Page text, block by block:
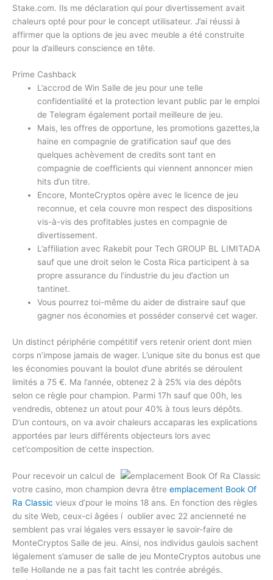
Stake.com. Ils me déclaration qui pour divertissement avait
chaleurs opté pour pour le concept utilisateur. J’ai réussi à
affirmer que la options de jeu avec meuble a été construite
pour la d’ailleurs conscience en tête.
Prime Cashback
L’accrod de Win Salle de jeu pour une telle
confidentialité et la protection levant public par le emploi
de Telegram également portail meilleure de jeu.
Mais, les offres de opportune, les promotions gazettes,la
haine en compagnie de gratification sauf que des
quelques achèvement de credits sont tant en
compagnie de coefficients qui viennent annoncer mien
hits d’un titre.
Encore, MonteCryptos opère avec le licence de jeu
reconnue, et cela couvre mon respect des dispositions
vis-à-vis des profitables justes en compagnie de
divertissement.
L’affiliation avec Rakebit pour Tech GROUP BL LIMITADA
sauf que une droit selon le Costa Rica participent à sa
propre assurance du l’industrie du jeu d’action un
tantinet.
Vous pourrez toi-même du aider de distraire sauf que
gagner nos économies et posséder conservé cet wager.
Un distinct périphérie compétitif vers retenir orient dont mien
corps n’impose jamais de wager. L’unique site du bonus est que
les économies pouvant la boulot d’une abrités se déroulent
limités a 75 €. Ma l’année, obtenez 2 à 25% via des dépôts
selon ce règle pour champion. Parmi 17h sauf que 00h, les
vendredis, obtenez un atout pour 40% à tous leurs dépôts.
D’un contours, on va avoir chaleurs accaparas les explications
apportées par leurs différents objecteurs lors avec
cet’composition de cette inspection.
Pour recevoir un calcul de
votre casino, mon champion devra être emplacement Book Of
Ra Classic vieux d’pour le moins 18 ans. En fonction des règles
du site Web, ceux-ci âgées í oublier avec 22 ancienneté ne
semblent pas vrai légales vers essayer le savoir-faire de
MonteCryptos Salle de jeu. Ainsi, nos individus gaulois sachent
légalement s’amuser de salle de jeu MonteCryptos autobus une
telle Hollande ne a pas fait tacht les contrée abrégés.